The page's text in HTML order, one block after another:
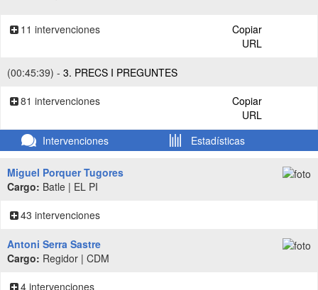
11 intervenciones
Copiar
URL
(00:45:39) - 3. PRECS I PREGUNTES
81 intervenciones
Copiar
URL
Intervenciones
Estadísticas
Miguel Porquer Tugores
Cargo: Batle | EL PI
43 intervenciones
Antoni Serra Sastre
Cargo: Regidor | CDM
4 intervenciones